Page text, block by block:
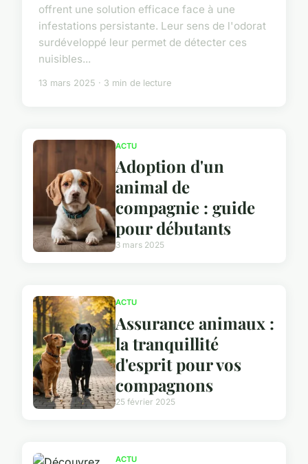
offrent une solution efficace face à une
infestations persistante. Leur sens de l'odorat
surdéveloppé leur permet de détecter ces
nuisibles...
13 mars 2025 · 3 min de lecture
ACTU
Adoption d'un
animal de
compagnie : guide
pour débutants
3 mars 2025
ACTU
Assurance animaux :
la tranquillité
d'esprit pour vos
compagnons
25 février 2025
ACTU